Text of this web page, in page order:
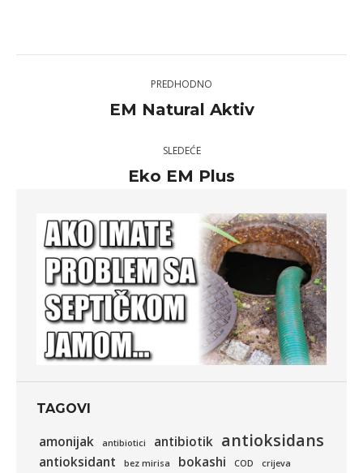
navigation
PREDHODNO
Previous
EM Natural Aktiv
SLEDEĆE
Next
Eko EM Plus
TAGOVI
amonijak antibiotici antibiotik antioksidans
antioksidant bez mirisa bokashi COD
crijeva